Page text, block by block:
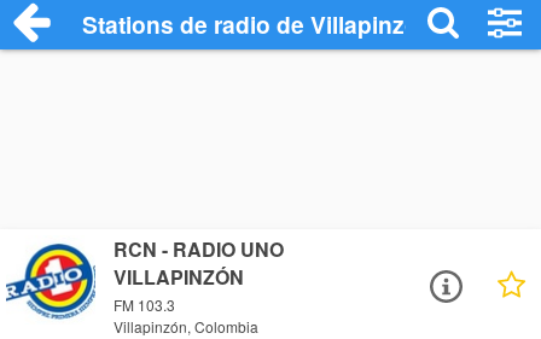
Stations de radio de Villapinzón
RCN - RADIO UNO
VILLAPINZÓN
FM 103.3
Villapinzón, Colombia